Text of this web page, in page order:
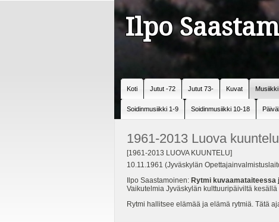
Ilpo
Koti Jutut -72 Jutut 73- Kuvat Musiikki
Soidinmusiikki 1-9 Soidinmusiikki 10-18
1961-2013 Luova kuuntelu
[1961-2013 LUOVA KUUNTELU]
10.11.1961 (Jyväskylän
Ilpo Saastamoinen: Rytmi kuvaamataiteessa
Vaikutelmia Jyväskylän kulttuuripäiviltä kesällä
Rytmi hallitsee elämää ja elämä rytmiä. Tätä